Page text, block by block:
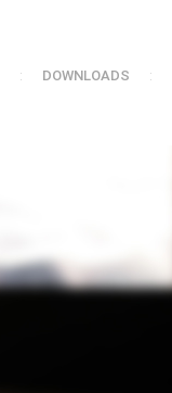
: DOWNLOADS :